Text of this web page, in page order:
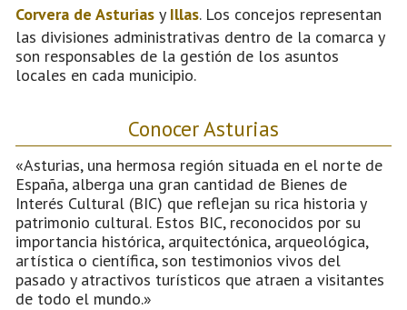
Corvera de Asturias y Illas. Los concejos representan
las divisiones administrativas dentro de la comarca y
son responsables de la gestión de los asuntos
locales en cada municipio.
Conocer Asturias
«Asturias, una hermosa región situada en el norte de
España, alberga una gran cantidad de Bienes de
Interés Cultural (BIC) que reflejan su rica historia y
patrimonio cultural. Estos BIC, reconocidos por su
importancia histórica, arquitectónica, arqueológica,
artística o científica, son testimonios vivos del
pasado y atractivos turísticos que atraen a visitantes
de todo el mundo.»